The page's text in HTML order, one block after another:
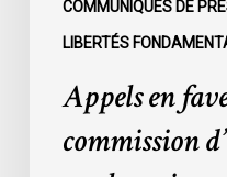
COMMUNIQUÉS DE
LIBERTÉS
SPVMAppels en
commission